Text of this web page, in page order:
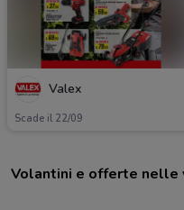
Valex
Scade il 22/09
Volantini e offerte nelle